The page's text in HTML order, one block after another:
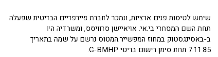
שימש לטיסות פנים ארציות, ונמכר לחברת פיירפריים הבריטית שפעלה
תחת השם המסחרי בי.אי. אויאיישן סרוויסס, ומשרדיה היו
ב-באסינגסטוק במחוז המפשייר.המטוס נרשם על שמה בתאריך
7.11.85 תחת סימן רישום בריטי G-BMHP.